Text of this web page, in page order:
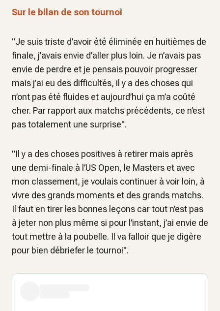
Sur le bilan de son tournoi
"Je suis triste d’avoir été éliminée en huitièmes de
finale, j’avais envie d’aller plus loin. Je n’avais pas
envie de perdre et je pensais pouvoir progresser
mais j’ai eu des difficultés, il y a des choses qui
n’ont pas été fluides et aujourd’hui ça m’a coûté
cher. Par rapport aux matchs précédents, ce n’est
pas totalement une surprise".
"Il y a des choses positives à retirer mais après
une demi-finale à l’US Open, le Masters et avec
mon classement, je voulais continuer à voir loin, à
vivre des grands moments et des grands matchs.
Il faut en tirer les bonnes leçons car tout n’est pas
à jeter non plus même si pour l’instant, j’ai envie de
tout mettre à la poubelle. Il va falloir que je digère
pour bien débriefer le tournoi".